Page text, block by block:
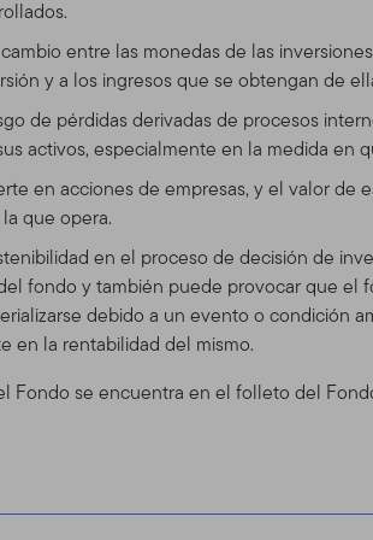
entre las monedas de las
y a los ingresos que se obtengan de
de pérdidas derivadas de procesos
activos, especialmente en la medida en
en acciones de empresas, y el valor
que opera.
en el proceso de decisión de
fondo y también puede provocar que
debido a un evento o condición
en la rentabilidad del mismo.
Fondo se encuentra en el folleto del
en el este Sitio. El uso que usted
en la fecha en que usted accede al
en cualquier momento, sin aviso previo.
Si usted utiliza el Sitio después de que
de Uso con la actualización.
propósitos informativos solamente, por
" TGAL" o "nosotros") –no está provisto
Inc. [NYSE: BEN] es una organización
de varias entidades, Franklin Templeton
al igual que servicios de cuentas